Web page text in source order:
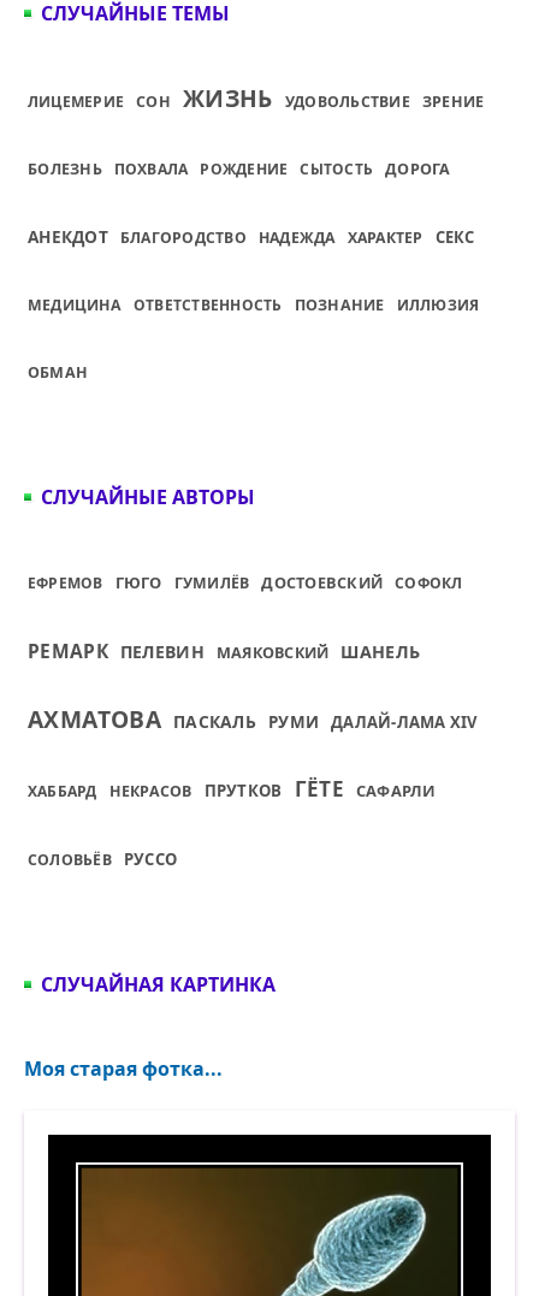
СЛУЧАЙНЫЕ ТЕМЫ
ЛИЦЕМЕРИЕ СОН ЖИЗНЬ УДОВОЛЬСТВИЕ ЗРЕНИЕ
БОЛЕЗНЬ ПОХВАЛА РОЖДЕНИЕ СЫТОСТЬ ДОРОГА
АНЕКДОТ БЛАГОРОДСТВО НАДЕЖДА ХАРАКТЕР СЕКС
МЕДИЦИНА ОТВЕТСТВЕННОСТЬ ПОЗНАНИЕ ИЛЛЮЗИЯ
ОБМАН
СЛУЧАЙНЫЕ АВТОРЫ
ЕФРЕМОВ ГЮГО ГУМИЛЁВ ДОСТОЕВСКИЙ СОФОКЛ
РЕМАРК ПЕЛЕВИН МАЯКОВСКИЙ ШАНЕЛЬ
АХМАТОВА ПАСКАЛЬ РУМИ ДАЛАЙ-ЛАМА XIV
ХАББАРД НЕКРАСОВ ПРУТКОВ ГЁТЕ САФАРЛИ
СОЛОВЬЁВ РУССО
СЛУЧАЙНАЯ КАРТИНКА
Моя старая фотка...